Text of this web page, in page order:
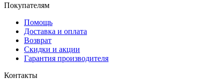
Покупателям
Помощь
Доставка и оплата
Возврат
Скидки и акции
Гарантия производителя
Контакты